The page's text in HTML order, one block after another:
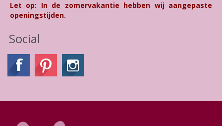
Let op: In de zomervakantie hebben wij aangepaste
openingstijden.
Social